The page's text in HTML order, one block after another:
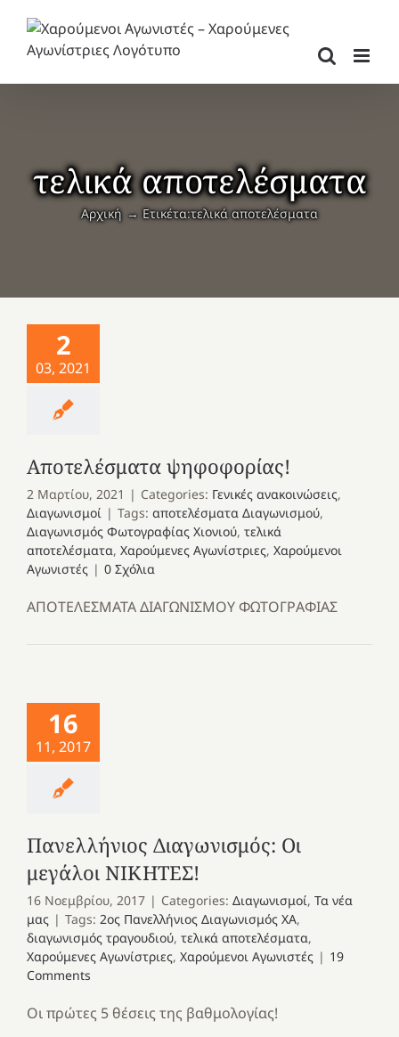
περιεχόμενο
τελικά αποτελέσματα
Αρχική Ετικέτα:τελικά αποτελέσματα
2
03, 2021
Αποτελέσματα ψηφοφορίας!
2 Μαρτίου, 2021 | Categories: Γενικές ανακοινώσεις,
Διαγωνισμοί | Tags: αποτελέσματα Διαγωνισμού,
Διαγωνισμός Φωτογραφίας Χιονιού, τελικά
αποτελέσματα, Χαρούμενες Αγωνίστριες, Χαρούμενοι
Αγωνιστές | 0 Σχόλια
ΑΠΟΤΕΛΕΣΜΑΤΑ ΔΙΑΓΩΝΙΣΜΟΥ ΦΩΤΟΓΡΑΦΙΑΣ
16
11, 2017
Πανελλήνιος Διαγωνισμός: Οι
μεγάλοι ΝΙΚΗΤΕΣ!
16 Νοεμβρίου, 2017 | Categories: Διαγωνισμοί, Τα νέα
μας | Tags: 2ος Πανελλήνιος Διαγωνισμός ΧΑ,
διαγωνισμός τραγουδιού, τελικά αποτελέσματα,
Χαρούμενες Αγωνίστριες, Χαρούμενοι Αγωνιστές | 19
Comments
Οι πρώτες 5 θέσεις της βαθμολογίας!